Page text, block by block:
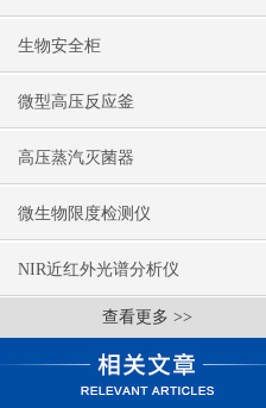
生物安全柜
微型高压反应釜
高压蒸汽灭菌器
微生物限度检测仪
NIR近红外光谱分析仪
查看更多 >>